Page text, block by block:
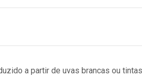
a partir de uvas brancas ou